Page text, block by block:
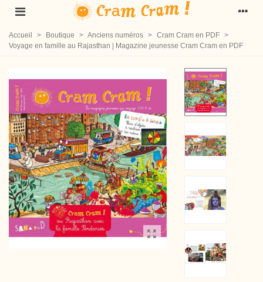
Accueil > Boutique > Anciens numéros > Cram Cram en PDF >
Voyage en famille au Rajasthan | Magazine jeunesse Cram Cram en PDF